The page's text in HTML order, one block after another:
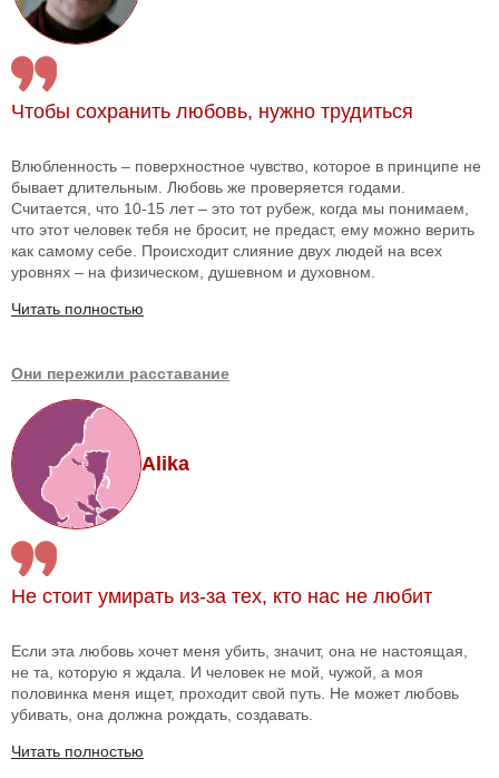
Чтобы сохранить любовь, нужно трудиться
Влюбленность – поверхностное чувство, которое в принципе не
бывает длительным. Любовь же проверяется годами.
Считается, что 10-15 лет – это тот рубеж, когда мы понимаем,
что этот человек тебя не бросит, не предаст, ему можно верить
как самому себе. Происходит слияние двух людей на всех
уровнях – на физическом, душевном и духовном.
Читать полностью
Они пережили расставание
Alika
Не стоит умирать из-за тех, кто нас не любит
Если эта любовь хочет меня убить, значит, она не настоящая,
не та, которую я ждала. И человек не мой, чужой, а моя
половинка меня ищет, проходит свой путь. Не может любовь
убивать, она должна рождать, создавать.
Читать полностью